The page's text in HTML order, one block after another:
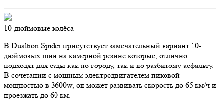
10-дюймовые колёса
В Dualtron Spider присутствует замечательный вариант 10-
дюймовых шин на камерной резине которые, отлично
подходят для езды как по городу, так и по разбитому асфальту.
В сочетании с мощным электродвигателем пиковой
мощностью в 3600w, он может развивать скорость до 65 км/ч и
проезжать до 60 км.